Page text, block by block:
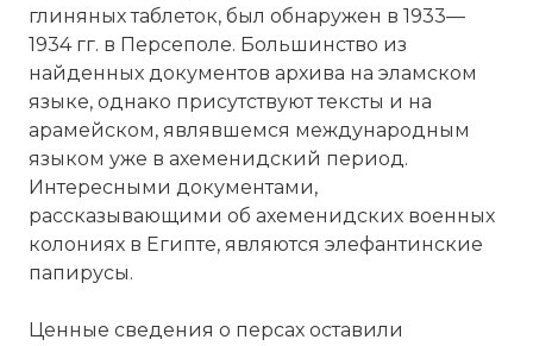
глиняных таблеток, был обнаружен в 1933—
1934 гг. в Персеполе. Большинство из
найденных документов архива на эламском
языке, однако присутствуют тексты и на
арамейском, являвшемся международным
языком уже в ахеменидский период.
Интересными документами,
рассказывающими об ахеменидских военных
колониях в Египте, являются элефантинские
папирусы.
Ценные сведения о персах оставили